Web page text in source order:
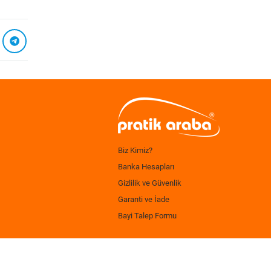
Biz Kimiz?
Banka Hesapları
Gizlilik ve Güvenlik
Garanti ve İade
Bayi Talep Formu